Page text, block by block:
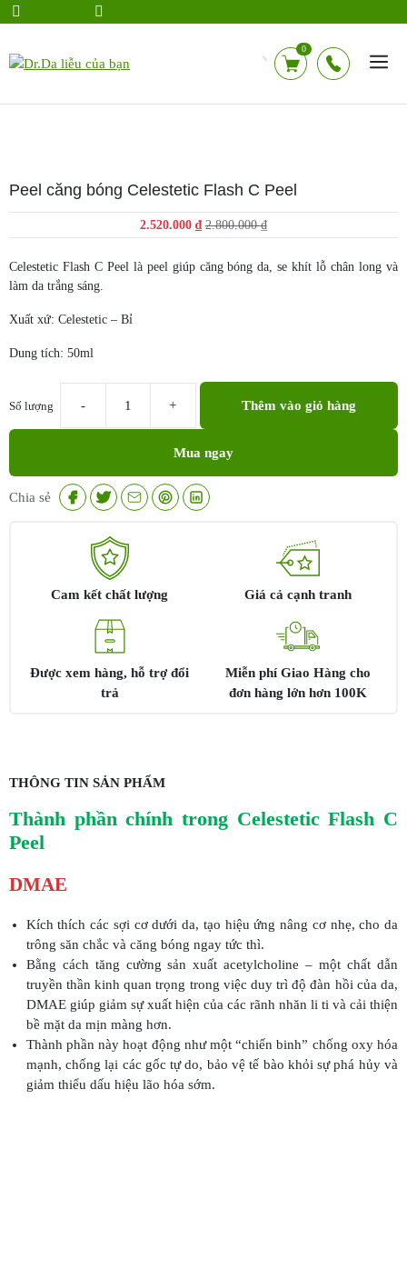
Chuyển
dung
0
Peel căng bóng Celestetic Flash C Peel
2.800.000₫
Giá
gốc
là:
2.800.000 ₫.
2.520.000₫ Giá
hiện
tại
Celestetic Flash C Peel là peel giúp căng bóng da, se khít lỗ chân long và
làm da trắng sáng.
Xuất xứ: Celestetic – Bỉ
Dung tích: 50ml
Số lượng
bóng
Celestetic
Flash
C
Thêm vào giỏ hàng
Mua ngay
Chia sẻ
Cam kết chất lượng Giá cả cạnh tranh
Được xem hàng, hỗ trợ đổi
trả
Miễn phí Giao Hàng cho
đơn hàng lớn hơn 100K
THÔNG TIN SẢN PHẨM
Thành phần chính trong Celestetic Flash C
Peel
DMAE
Kích thích các sợi cơ dưới da, tạo hiệu ứng nâng cơ nhẹ, cho da
trông săn chắc và căng bóng ngay tức thì.
Bằng cách tăng cường sản xuất acetylcholine – một chất dẫn
truyền thần kinh quan trọng trong việc duy trì độ đàn hồi của da,
DMAE giúp giảm sự xuất hiện của các rãnh nhăn li ti và cải thiện
bề mặt da mịn màng hơn.
Thành phần này hoạt động như một “chiến binh” chống oxy hóa
mạnh, chống lại các gốc tự do, bảo vệ tế bào khỏi sự phá hủy và
giảm thiểu dấu hiệu lão hóa sớm.